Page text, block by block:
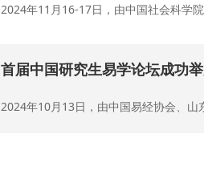
2024年11月16-17日，由中国社会科学
首届中国研究生易学论坛成功
2024年10月13日，由中国易经协会、山